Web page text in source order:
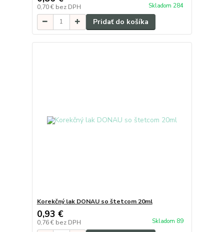
0,70 € bez DPH Skladom 284
Pridať do košíka
Korekčný lak DONAU so štetcom 20ml
0,93 €
0,76 € bez DPH Skladom 89